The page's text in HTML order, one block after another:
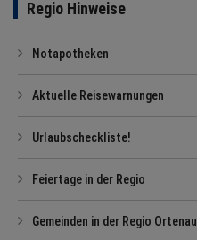
Regio Hinweise
Notapotheken
Aktuelle Reisewarnungen
Urlaubscheckliste!
Feiertage in der Regio
Gemeinden in der Regio Ortenau